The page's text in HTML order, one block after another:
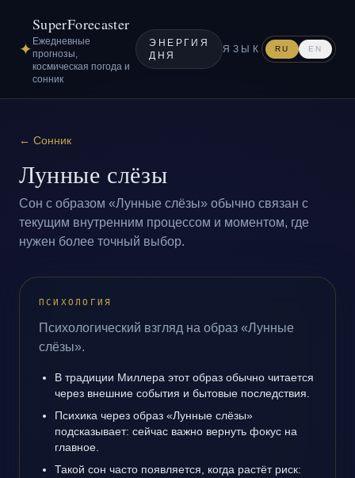
✦
SuperForecaster
Ежедневные
прогнозы,
космическая погода и
сонник
ЭНЕРГИЯ
ДНЯ
ЯЗЫК RU EN
← Сонник
Лунные слёзы
Сон с образом «Лунные слёзы» обычно связан с
текущим внутренним процессом и моментом, где
нужен более точный выбор.
ПСИХОЛОГИЯ
Психологический взгляд на образ «Лунные
слёзы».
В традиции Миллера этот образ обычно читается
через внешние события и бытовые последствия.
Психика через образ «Лунные слёзы»
подсказывает: сейчас важно вернуть фокус на
главное.
Такой сон часто появляется, когда растёт риск: